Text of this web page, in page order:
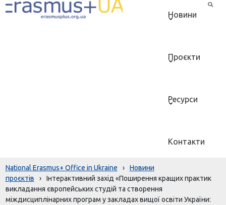
Новини
Проєкти
Ресурси
Контакти
National Erasmus+ Office in Ukraine ›
Новини
проєктів
›
Інтерактивний захід «Поширення кращих практик
викладання європейських студій та створення
міждисциплінарних програм у закладах вищої освіти України: